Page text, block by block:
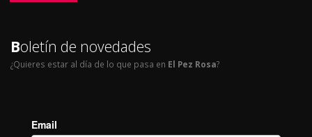
Boletín de novedades
¿Quieres estar al día de lo que pasa en El Pez Rosa?